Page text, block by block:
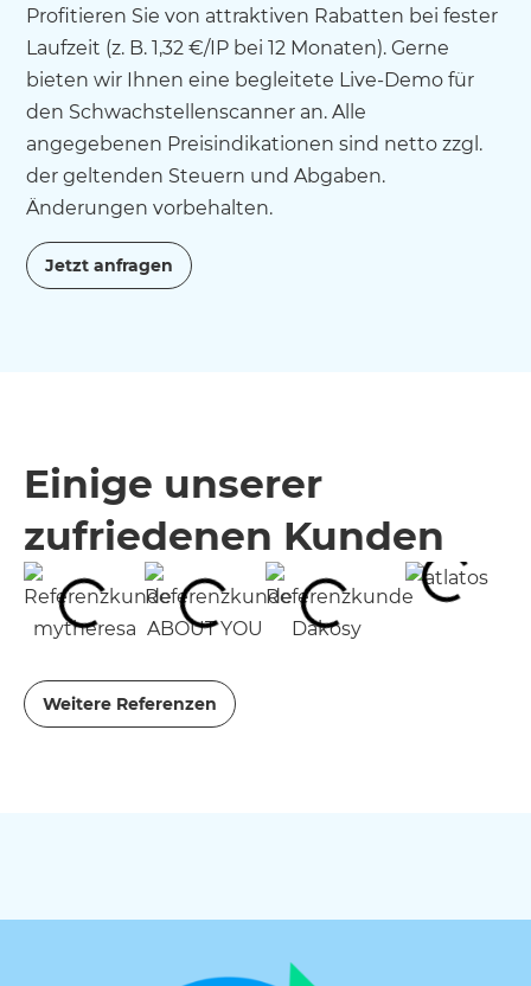
Profitieren Sie von attraktiven Rabatten bei fester
Laufzeit (z. B. 1,32 €/IP bei 12 Monaten). Gerne
bieten wir Ihnen eine begleitete Live-Demo für
den Schwachstellenscanner an. Alle
angegebenen Preisindikationen sind netto zzgl.
der geltenden Steuern und Abgaben.
Änderungen vorbehalten.
Jetzt anfragen
Einige unserer
zufriedenen Kunden
Weitere Referenzen